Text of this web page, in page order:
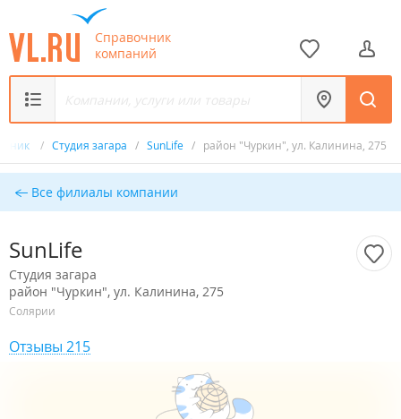
Справочник
компаний
/ Студия загара / SunLife / район "Чуркин", ул. Калинина, 275
Все филиалы компании
SunLife
Студия загара
район "Чуркин", ул. Калинина, 275
Солярии
Отзывы 215